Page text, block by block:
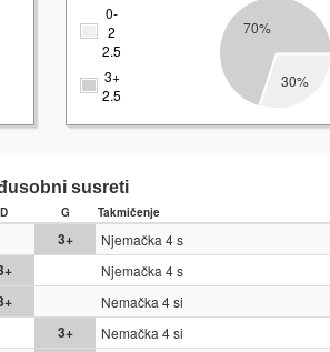
0-
2
2.5
3+
2.5
30%
70%
susreti
D G Takmičenje
3+ Njemačka 4 s
Njemačka 4 s
Nemačka 4 si
3+ Nemačka 4 si